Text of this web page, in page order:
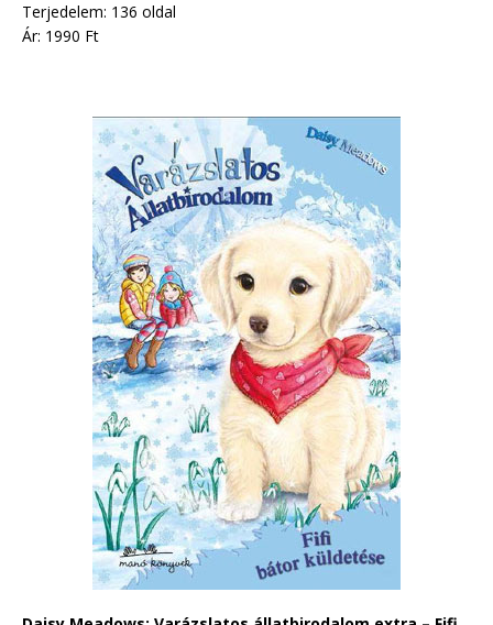
Terjedelem: 136 oldal
Ár: 1990 Ft